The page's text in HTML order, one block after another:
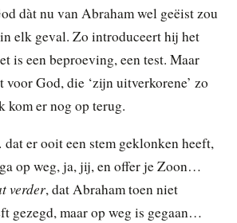
dàt nu van Abraham wel geëist zou
elk geval. Zo introduceert hij het
is een beproeving, een test. Maar
voor God, die ‘zijn uitverkorene’ zo
kom er nog op terug.
dat er ooit een stem geklonken heeft,
op weg, ja, jij, en offer je Zoon…
verder, dat Abraham toen niet
gezegd, maar op weg is gegaan…